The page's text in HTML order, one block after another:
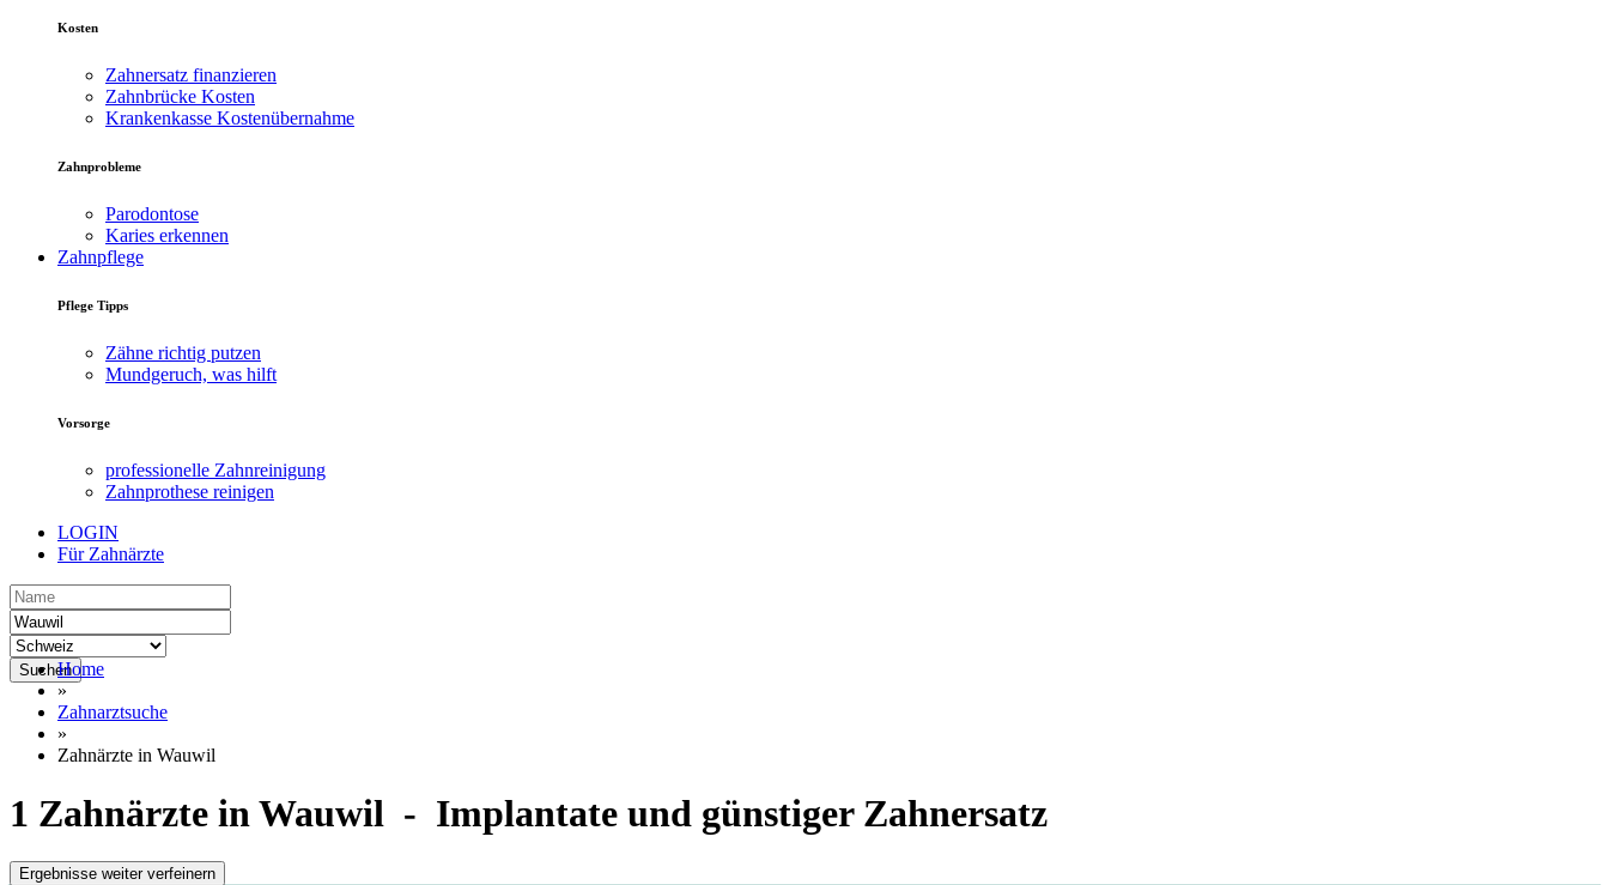
Kosten
Zahnersatz finanzieren
Zahnbrücke Kosten
Krankenkasse Kostenübernahme
Zahnprobleme
Parodontose
Karies erkennen
Zahnpflege
Pflege Tipps
Zähne richtig putzen
Mundgeruch, was hilft
Vorsorge
professionelle Zahnreinigung
Zahnprothese reinigen
LOGIN
Für Zahnärzte
SuchenHome
»
Zahnarztsuche
»
Zahnärzte in Wauwil
1 Zahnärzte in Wauwil - Implantate und günstiger Zahnersatz
Ergebnisse weiter verfeinern